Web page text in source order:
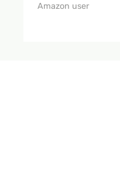
Amazon user